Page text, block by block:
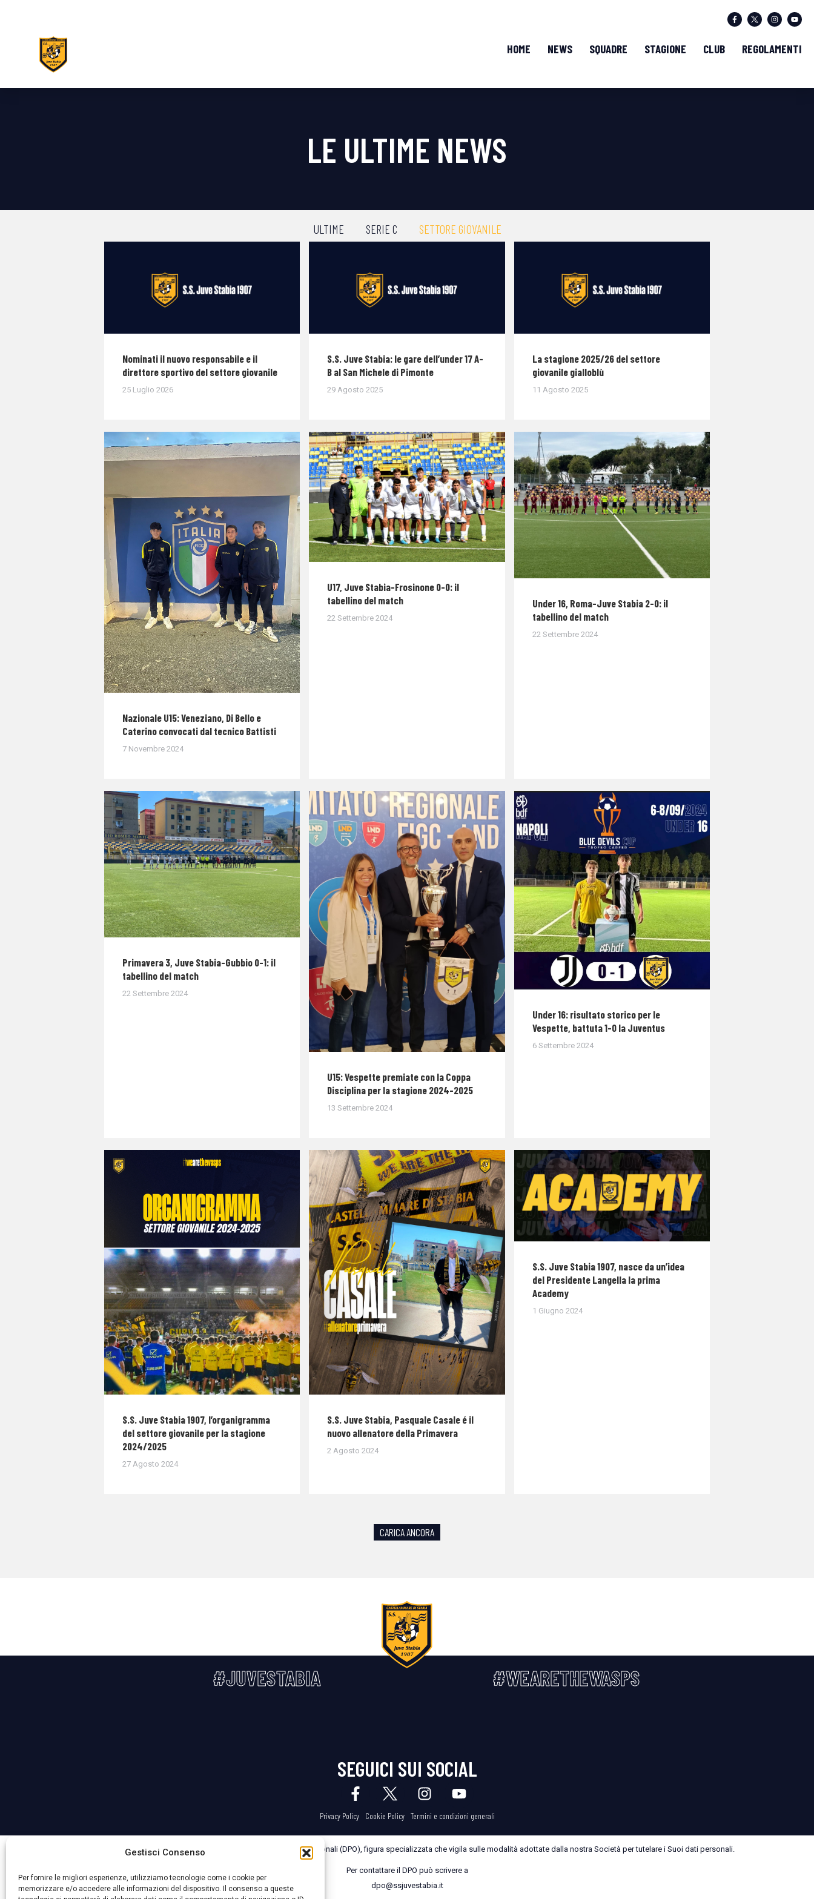
Gestisci Consenso
Per fornire le migliori esperienze, utilizziamo tecnologie come i cookie per
memorizzare e/o accedere alle informazioni del dispositivo. Il consenso a queste
HOME NEWS SQUADRE STAGIONE CLUB REGOLAMENTI
LE ULTIME NEWS
ULTIME SERIE C SETTORE GIOVANILE
Nominati il nuovo responsabile e il
direttore sportivo del settore giovanile
25 Luglio 2026
S.S. Juve Stabia: le gare dell’under 17 A-
B al San Michele di Pimonte
29 Agosto 2025
La stagione 2025/26 del settore
giovanile gialloblù
11 Agosto 2025
Nazionale U15: Veneziano, Di Bello e
Caterino convocati dal tecnico Battisti
7 Novembre 2024
U17, Juve Stabia-Frosinone 0-0: il
tabellino del match
22 Settembre 2024
Under 16, Roma-Juve Stabia 2-0: il
tabellino del match
22 Settembre 2024
Primavera 3, Juve Stabia-Gubbio 0-1: il
tabellino del match
22 Settembre 2024
U15: Vespette premiate con la Coppa
Disciplina per la stagione 2024-2025
13 Settembre 2024
Under 16: risultato storico per le
Vespette, battuta 1-0 la Juventus
6 Settembre 2024
S.S. Juve Stabia 1907, l’organigramma
del settore giovanile per la stagione
2024/2025
27 Agosto 2024
S.S. Juve Stabia, Pasquale Casale é il
nuovo allenatore della Primavera
2 Agosto 2024
S.S. Juve Stabia 1907, nasce da un’idea
del Presidente Langella la prima
Academy
1 Giugno 2024
CARICA ANCORA
#JUVESTABIA #WEARETHEWASPS
SEGUICI SUI SOCIAL
Privacy Policy Cookie Policy Termini e condizioni generali
La Società ha nominato il Responsabile della Protezione dei Dati Personali (DPO), figura specializzata che vigila sulle modalità adottate dalla nostra Società per tutelare i Suoi dati personali.
Per contattare il DPO può scrivere a
dpo@ssjuvestabia.it